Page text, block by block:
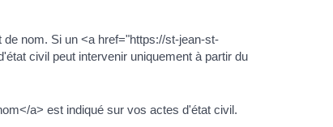
nom. Si un <a href="https://st-jean-st-
civil peut intervenir uniquement à partir du
a> est indiqué sur vos actes d'état civil.